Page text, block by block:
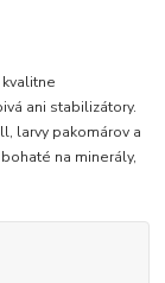
ani stabilizátory.
larvy pakomárov a
na minerály,